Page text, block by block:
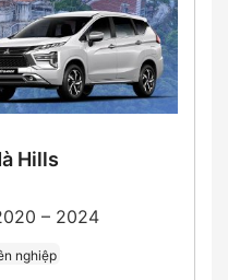
Hills
– 2024
nghiệp